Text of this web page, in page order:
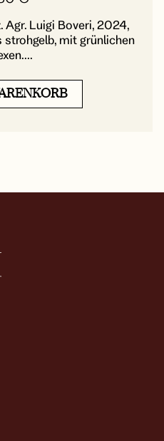
Agr. Luigi Boveri, 2024,
mit grünlichen